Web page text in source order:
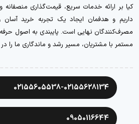
کیا بر ارائه خدمات سریع، قیمت‌گذاری
داریم و هدفمان ایجاد یک تجربه خرید
مصرف‌کنندگان نهایی است. پایبندی به اصول
مستمر با مشتریان، مسیر رشد و ماندگاری ما را
02155605538-02155628134
09050116644